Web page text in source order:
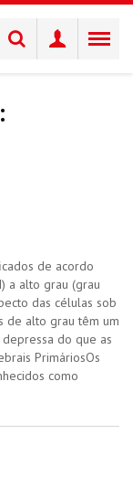
de acordo
a alto grau (grau
das células sob
de alto grau têm um
do que as
PrimáriosOs
como